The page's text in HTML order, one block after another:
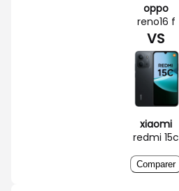
oppo
reno16 f
VS
xiaomi
redmi 15c
Comparer